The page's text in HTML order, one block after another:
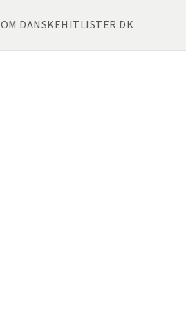
OM DANSKEHITLISTER.DK